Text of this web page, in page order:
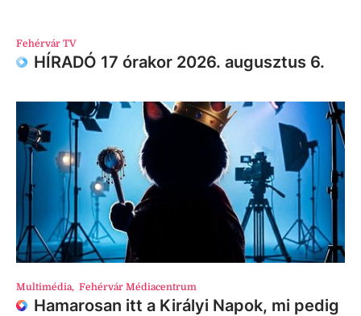
Fehérvár TV
HÍRADÓ 17 órakor 2026. augusztus 6.
Multimédia, Fehérvár Médiacentrum
Hamarosan itt a Királyi Napok, mi pedig